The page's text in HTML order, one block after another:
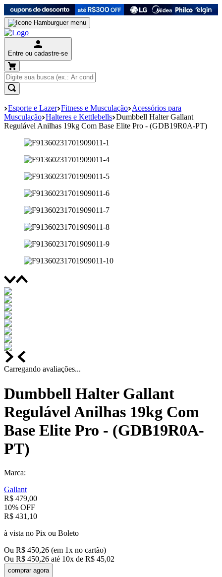
Entre ou cadastre-se
Esporte e Lazer Fitness e Musculação Acessórios para
Musculação Halteres e Kettlebells Dumbbell Halter Gallant
Regulável Anilhas 19kg Com Base Elite Pro - (GDB19R0A-PT)
Carregando avaliações...
Dumbbell Halter Gallant
Regulável Anilhas 19kg Com
Base Elite Pro - (GDB19R0A-
PT)
Marca:
Gallant
R$ 479,00
10% OFF
R$ 431 ,10
à vista no Pix ou Boleto
Ou R$ 450,26 (em 1x no cartão)
Ou R$ 450,26 até 10x de R$ 45,02
comprar agora